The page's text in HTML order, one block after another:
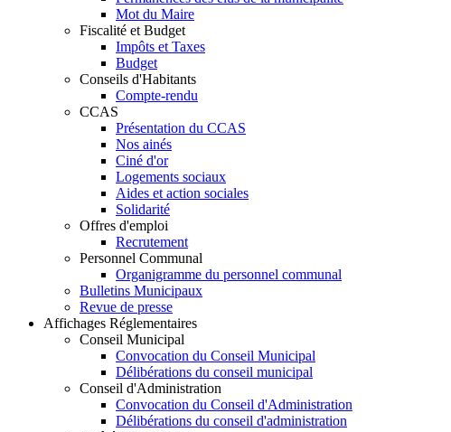
Mot du Maire
Fiscalité et Budget
Impôts et Taxes
Budget
Conseils d'Habitants
Compte-rendu
CCAS
Présentation du CCAS
Nos ainés
Ciné d'or
Logements sociaux
Aides et action sociales
Solidarité
Offres d'emploi
Recrutement
Personnel Communal
Organigramme du personnel communal
Bulletins Municipaux
Revue de presse
Affichages Réglementaires
Conseil Municipal
Convocation du Conseil Municipal
Délibérations du conseil municipal
Conseil d'Administration
Convocation du Conseil d'Administration
Délibérations du conseil d'administration